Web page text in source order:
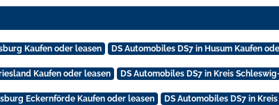
Kaufen oder leasen DS Automobiles DS7 in Husum Kaufen
Kaufen oder leasen DS Automobiles DS7 in Kreis
Eckernförde Kaufen oder leasen DS Automobiles DS7 in